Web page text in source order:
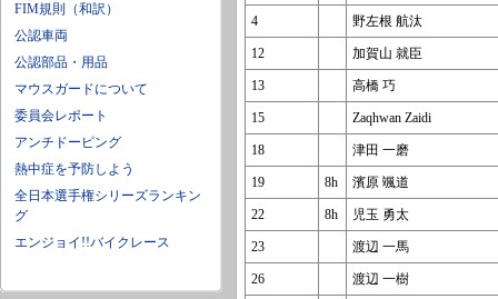
FIM規則（和訳）
公認車両
公認部品・用品
マウスガードについて
委員会レポート
アンチドーピング
熱中症を予防しよう
全日本選手権シリーズランキン
グ
エンジョイ!!バイクレース
4 野左根 航汰
12 加賀山 就臣
13 高橋 巧
15 Zaqhwan Zaidi
18 津田 一磨
19 8h 濱原 颯道
22 8h 児玉 勇太
23 渡辺 一馬
26 渡辺 一樹